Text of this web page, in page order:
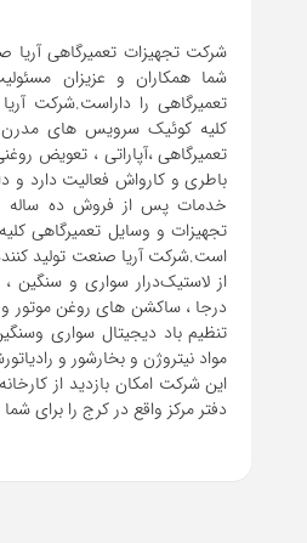
شما همکاران و عزیزان
تعمیرگاهی را داراست.شرکت
کلیه کوئیک سرویس های
تعمیرگاهی ،آپاراتی ، تعویض
باطری و کارواش فعالیت دارد
خدمات پس از فروش ده ساله
تجهیزات و وسایل تعمیرگاهی
است.شرکت آریا صنعت تولید
از لاستیک‌درار سواری و ‌سنگین
درجا ، ساکشن های روغن موتور
تنظیم باد دیجیتال سواری
این شرکت امکان بازدید از
دفتر مرکز واقع در کرج را برای